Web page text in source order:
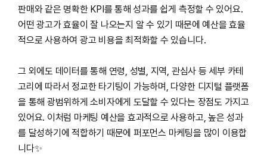
판매와 같은 명확한 KPI를 통해 성과를 쉽게 측정할 수 있어요.
어떤 광고가 효율이 잘 나오는지 알 수 있기 때문에 예산을 효율
적으로 사용하여 광고 비용을 최적화할 수 있습니다.
그 외에도 데이터를 통해 연령, 성별, 지역, 관심사 등 세부 카테
고리에 따라서 정교한 타기팅이 가능하며, 다양한 디지털 플랫폼
을 통해 광범위하게 소비자에게 도달할 수 있다는 장점도 가지고
있어요. 이처럼 마케팅 예산을 효과적으로 사용하고, 높은 성과
를 달성하기에 적합하기 때문에 퍼포먼스 마케팅을 많이 이용합
니다✨